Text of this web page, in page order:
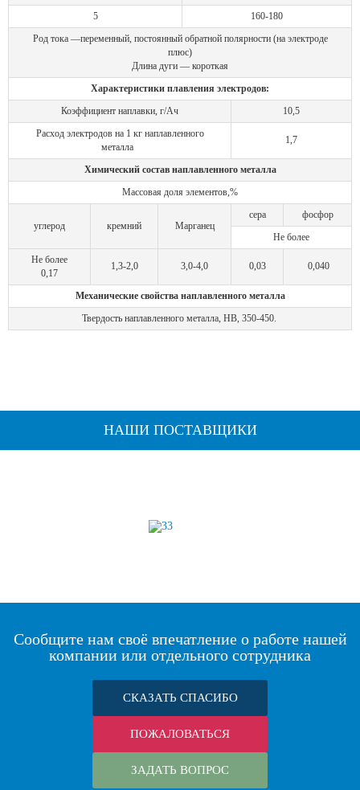
5
160-180
Род тока —переменный, постоянный обратной полярности (на электроде
плюс)
Длина дуги — короткая
Характеристики плавления электродов:
Коэффициент наплавки, г/Ач
10,5
Расход электродов на 1 кг наплавленного
металла
1,7
Химический состав наплавленного металла
Массовая доля элементов,%
углерод кремний Марганец
сера
фосфор
Не более
Не более
0,17
1,3-2,0 3,0-4,0 0,03 0,040
Механические свойства наплавленного металла
Твердость наплавленного металла, НВ, 350-450.
НАШИ ПОСТАВЩИКИ
Сообщите нам своё впечатление о работе нашей
компании или отдельного сотрудника
СКАЗАТЬ СПАСИБО
ПОЖАЛОВАТЬСЯ
ЗАДАТЬ ВОПРОС